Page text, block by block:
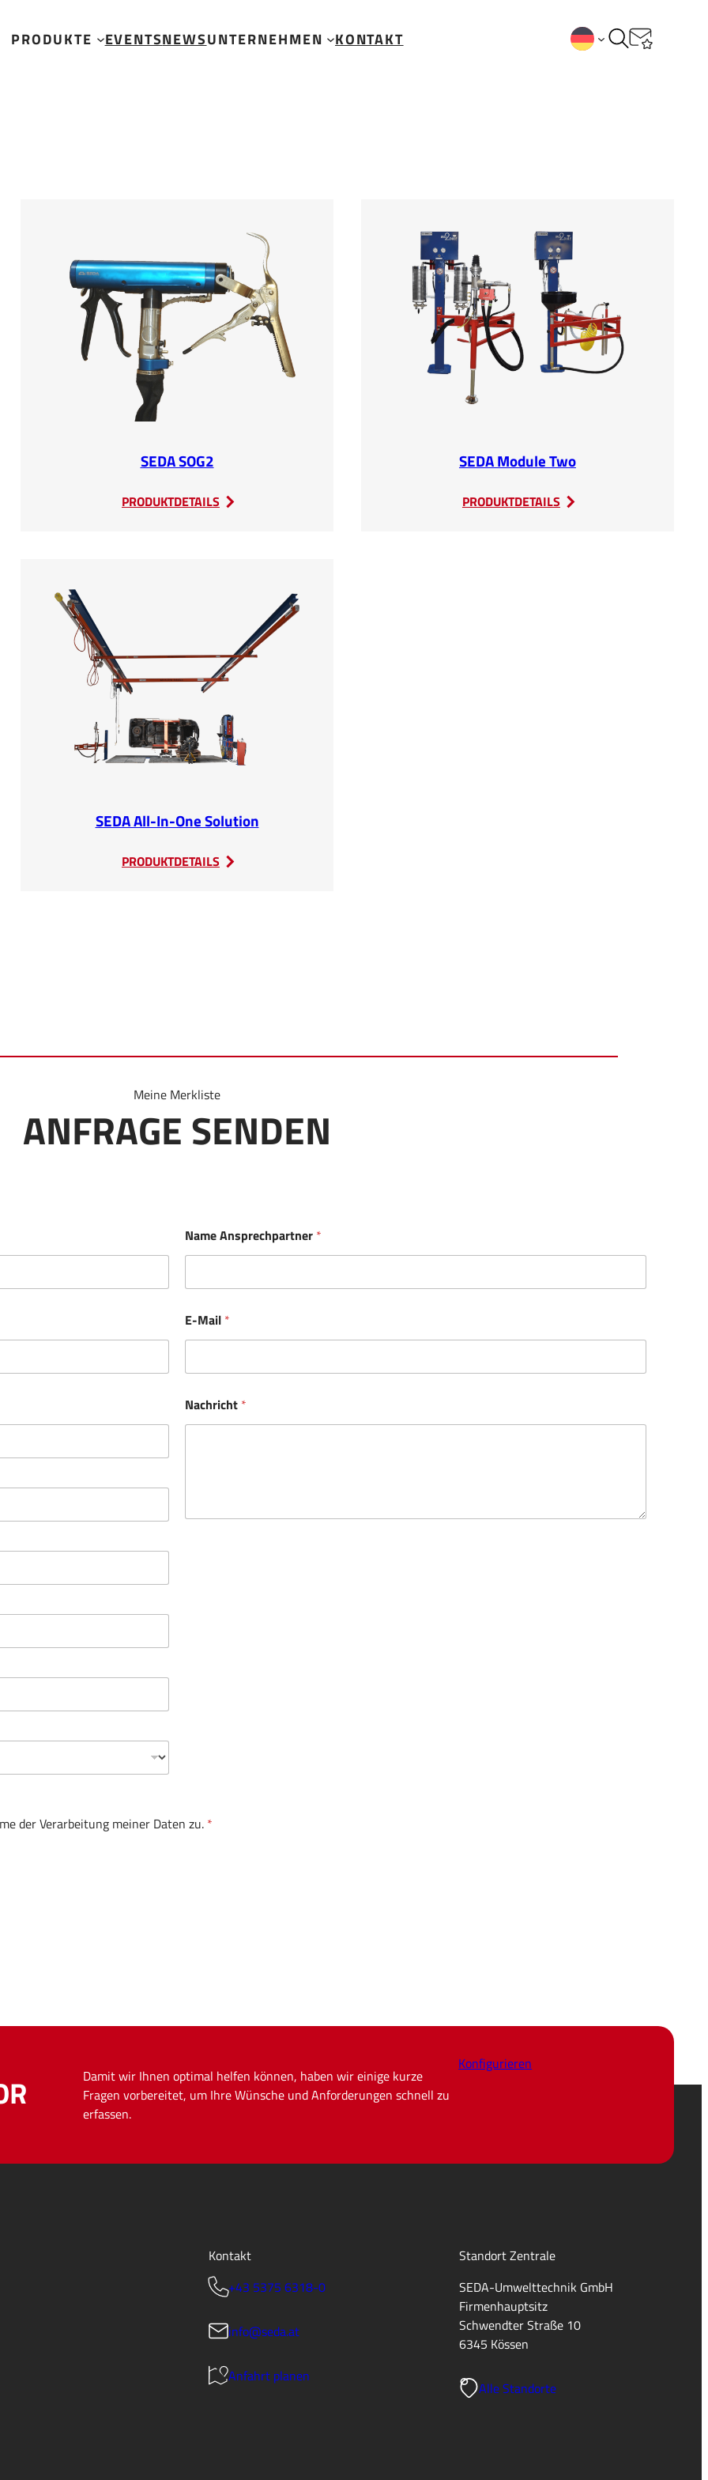
PRODUKTE EVENTSNEWSUNTERNEHMEN KONTAKT
SEDA SOG2
PRODUKTDETAILS
:
SEDA Module Two
PRODUKTDETAILS
:
SEDA All-In-One Solution
PRODUKTDETAILS
:
Meine Merkliste
ANFRAGE SENDEN
Name Ansprechpartner *
E-Mail *
Nachricht *
der Verarbeitung meiner Daten zu. *
Damit wir Ihnen optimal helfen können, haben wir einige kurze
Fragen vorbereitet, um Ihre Wünsche und Anforderungen schnell zu
erfassen.
Konfigurieren
Kontakt
+43 5375 6318-0
info@seda.at
Anfahrt planen
Standort Zentrale
SEDA-Umwelttechnik GmbH
Firmenhauptsitz
Schwendter Straße 10
6345 Kössen
Alle Standorte